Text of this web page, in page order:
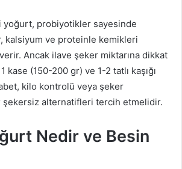
yoğurt, probiyotikler sayesinde
kalsiyum ve proteinle kemikleri
Ancak ilave şeker miktarına dikkat
(150-200 gr) ve 1-2 tatlı kaşığı
kilo kontrolü veya şeker
şekersiz alternatifleri tercih etmelidir.
Nedir ve Besin